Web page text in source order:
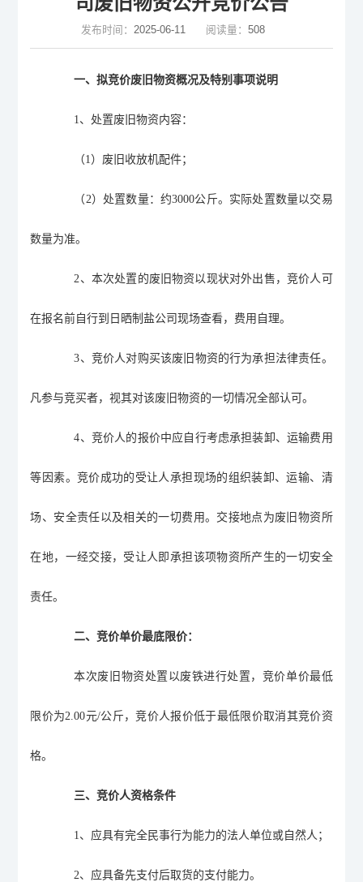
发布时间：2025-06-11 阅读量： 508
一、拟竞价废旧物资概况及特别事项说明
1、处置废旧物资内容：
（1）废旧收放机配件；
（2）处置数量：约3000公斤。实际处置数量以交易
数量为准。
2、本次处置的废旧物资以现状对外出售，竞价人可
在报名前自行到日晒制盐公司现场查看，费用自理。
3、竞价人对购买该废旧物资的行为承担法律责任。
凡参与竞买者，视其对该废旧物资的一切情况全部认可。
4、 竞价人的报价中应自行考虑承担装卸、运输费用
等因素。竞价成功的受让人承担现场的组织装卸、运输、清
场、安全责任以及相关的一切费用。交接地点为废旧 物资 所
在地，一经交接，受让人即承担该项物资所产生的一切安全
责任。
二、竞价单价最底限价：
本次废旧物资处置以废铁进行处置，竞价单价最低
限价为2.00元/公斤 ，竞价人报价低于最低限价取消其竞价资
格。
三、竞价人资格条件
1、应具有完全民事行为能力的法人单位或自然人；
2、 应具备先支付后取货的支付能力。